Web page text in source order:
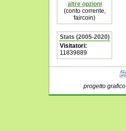
altre opzioni
(conto corrente,
faircoin)
Stats (2005-2020)
Visitatori:
11839889
progetto grafico